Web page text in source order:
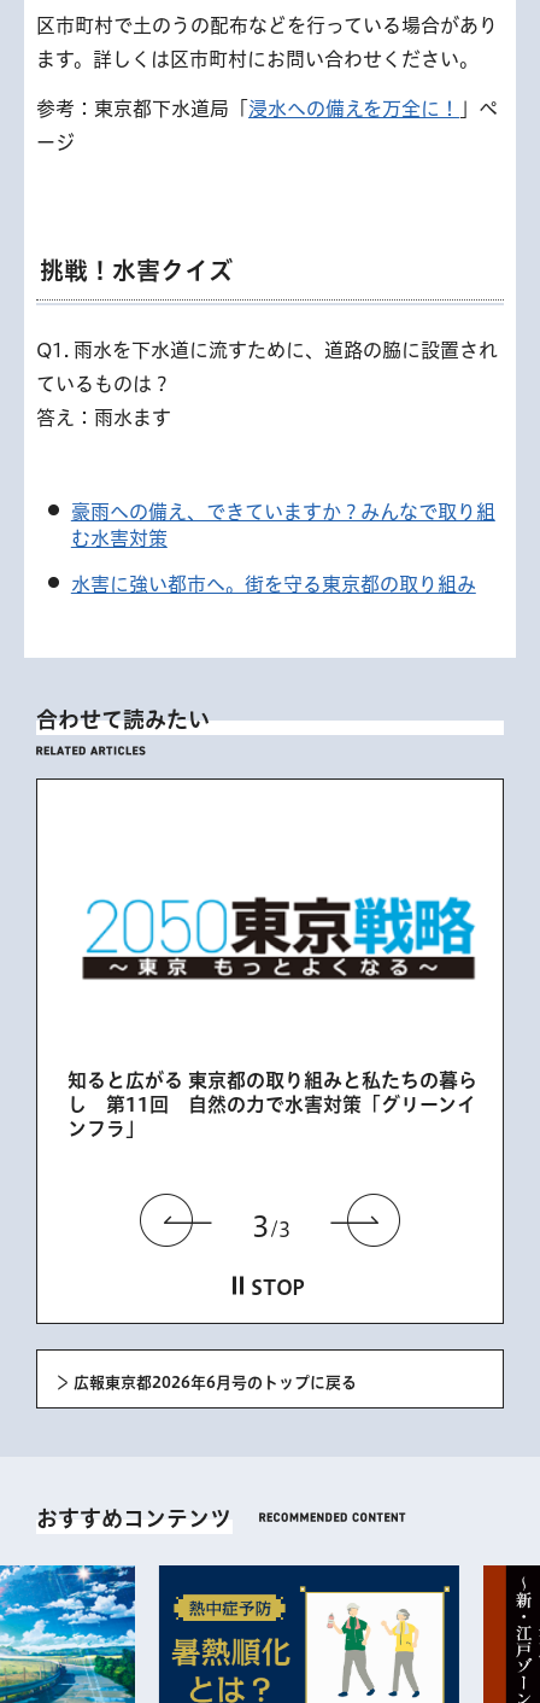
区市町村で土のうの配布などを行っている場合があり
ます。詳しくは区市町村にお問い合わせください。
参考：東京都下水道局「 浸水への備えを万全に！
」ペ
ージ
挑戦！水害クイズ
Q1. 雨水を下水道に流すために、道路の脇に設置され
ているものは？
答え：雨水ます
豪雨への備え、できていますか？みんなで取り組
む水害対策
水害に強い都市へ。街を守る東京都の取り組み
合わせて読みたい
前のスライドを表示
3 3
STOP
知ると広がる 東京都の取り組みと私たちの暮ら
し 第11回 自然の力で水害対策「グリーンイ
ンフラ」
広報東京都2026年6月号のトップに戻る
おすすめコンテンツ